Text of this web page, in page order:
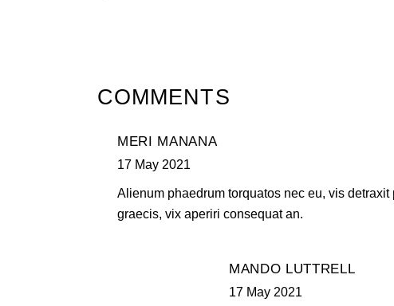
COMMENTS
MERI MANANA
17 May 2021
Alienum phaedrum torquatos nec eu, vis
graecis, vix aperiri consequat an.
MANDO LUTTRELL
17 May 2021